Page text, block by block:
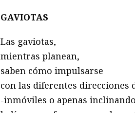
GAVIOTAS
Las gaviotas,
mientras planean,
saben cómo impulsarse
con las diferentes direcciones
-inmóviles o apenas inclinando